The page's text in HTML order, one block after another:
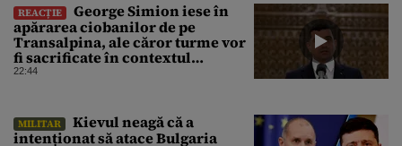
REACȚIE
George Simion iese în
apărarea ciobanilor de pe
Transalpina, ale căror turme vor
fi sacrificate în contextul
focarului de variolă ovină
22:44
MILITAR
Kievul neagă că a
intenționat să atace Bulgaria